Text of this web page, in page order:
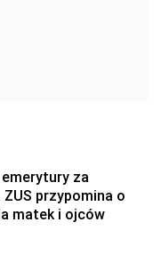
za
przypomina o
matek i ojców